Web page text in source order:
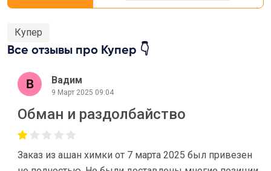
Купер
Все отзывы про Купер 👇
Вадим
9 Март 2025 09:04
Обман и раздолбайство
Заказ из ашан химки от 7 марта 2025 был привезен